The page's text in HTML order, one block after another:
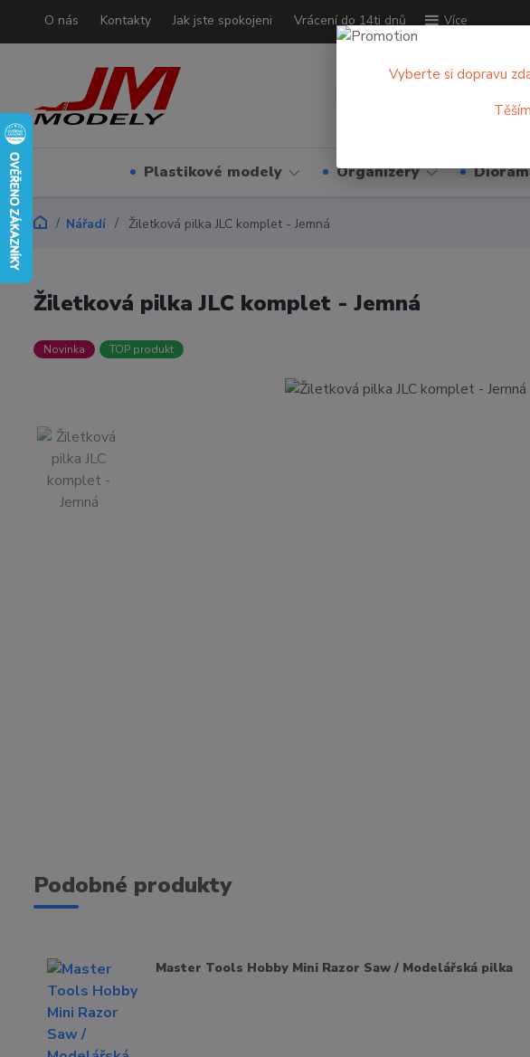
O nás Kontakty Jak jste spokojeni Vrácení do 14ti dnů Více
Plastikové modely Organizéry
Nářadí Žiletková pilka JLC komplet - Jemná
Žiletková pilka JLC komplet - Jemná
Novinka TOP produkt
Podobné produkty
Master Tools Hobby Mini Razor Saw / Modelářská pilka
Vyberte si dopravu